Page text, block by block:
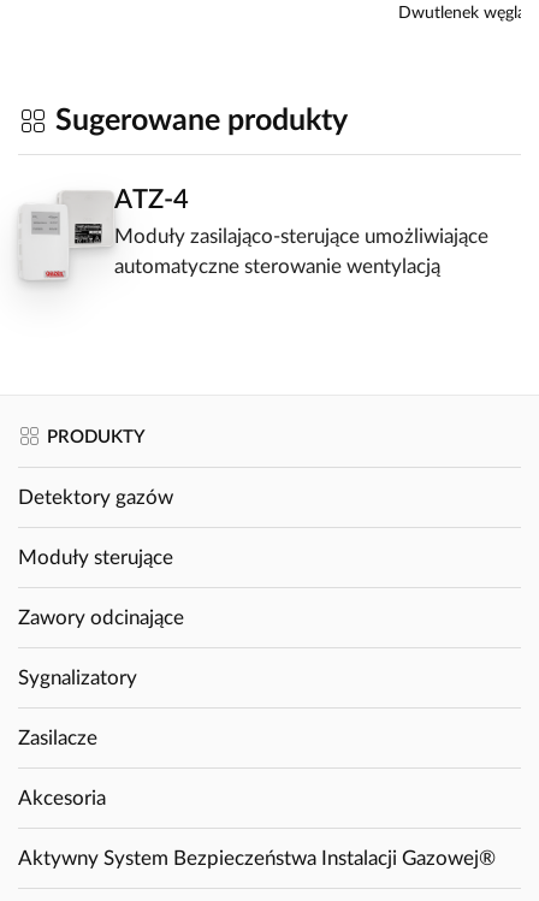
Dwutlenek węgla
Sugerowane produkty
ATZ-4
Moduły zasilająco-sterujące umożliwiające
automatyczne sterowanie wentylacją
PRODUKTY
Detektory gazów
Moduły sterujące
Zawory odcinające
Sygnalizatory
Zasilacze
Akcesoria
Aktywny System Bezpieczeństwa Instalacji Gazowej®